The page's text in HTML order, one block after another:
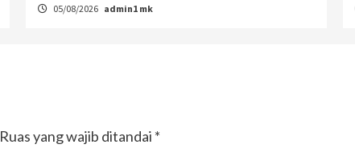
05/08/2026 admin1 mk
Ruas yang wajib ditandai *